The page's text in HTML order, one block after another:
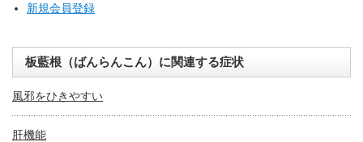
新規会員登録
板藍根（ばんらんこん）に関連する症状
風邪をひきやすい
肝機能